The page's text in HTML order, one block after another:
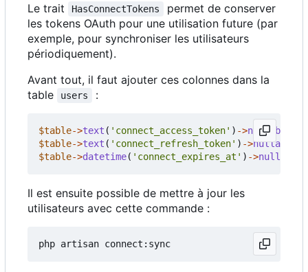
Le trait HasConnectTokens
permet de conserver
les tokens OAuth pour une utilisation future (par
exemple, pour synchroniser les utilisateurs
périodiquement).
Avant tout, il faut ajouter ces colonnes dans la
table
users :
$table->text ( 'connect_access_token' ) ->nullable
$table->text ( 'connect_refresh_token' ) ->nullable
$table->datetime( 'connect_expires_at' ) ->nullable
Il est ensuite possible de mettre à jour les
utilisateurs avec cette commande :